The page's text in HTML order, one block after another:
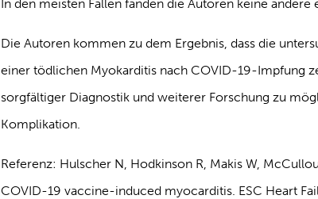
In den meisten Fällen fanden die Autoren keine andere
Die Autoren kommen zu dem Ergebnis, dass die
einer tödlichen Myokarditis nach COVID-19-Impfung
sorgfältiger Diagnostik und weiterer Forschung zu
Komplikation.
Referenz: Hulscher N, Hodkinson R, Makis W,
COVID-19 vaccine-induced myocarditis. ESC Heart